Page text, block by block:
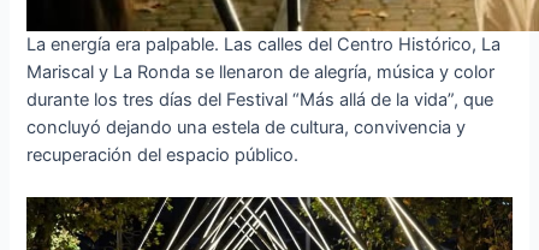
La energía era palpable. Las calles del Centro Histórico, La
Mariscal y La Ronda se llenaron de alegría, música y color
durante los tres días del Festival “Más allá de la vida”, que
concluyó dejando una estela de cultura, convivencia y
recuperación del espacio público.